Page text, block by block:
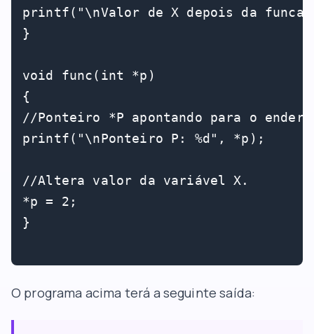
printf("\nValor de X depois da
}
void func(int *p)
{
//Ponteiro *P apontando para o
printf("\nPonteiro P: %d", *p);
//Altera valor da variável X.
*p = 2;
}
O programa acima terá a seguinte saída: